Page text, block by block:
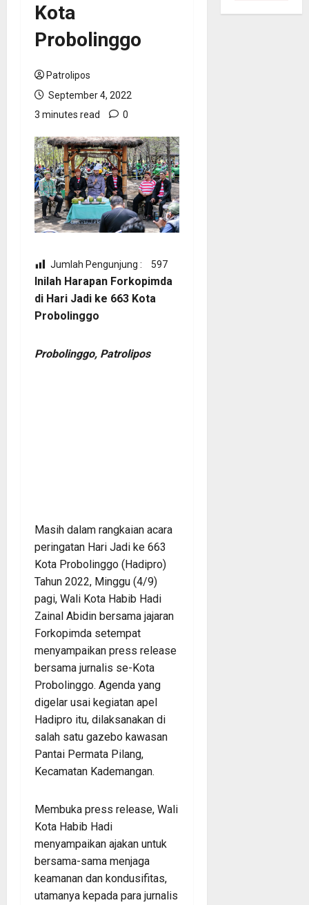
Kota
Probolinggo
Patrolipos
September 4, 2022
3 minutes read
0
Jumlah Pengunjung : 597
Inilah Harapan Forkopimda
di Hari Jadi ke 663 Kota
Probolinggo
Probolinggo, Patrolipos
Masih dalam rangkaian acara
peringatan Hari Jadi ke 663
Kota Probolinggo (Hadipro)
Tahun 2022, Minggu (4/9)
pagi, Wali Kota Habib Hadi
Zainal Abidin bersama jajaran
Forkopimda setempat
menyampaikan press release
bersama jurnalis se-Kota
Probolinggo. Agenda yang
digelar usai kegiatan apel
Hadipro itu, dilaksanakan di
salah satu gazebo kawasan
Pantai Permata Pilang,
Kecamatan Kademangan.
Membuka press release, Wali
Kota Habib Hadi
menyampaikan ajakan untuk
bersama-sama menjaga
keamanan dan kondusifitas,
utamanya kepada para jurnalis